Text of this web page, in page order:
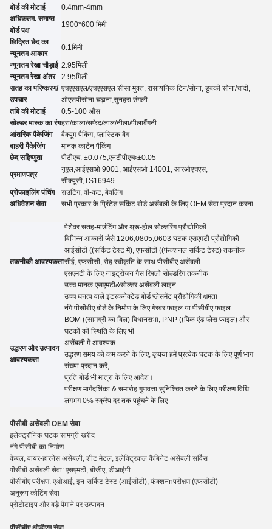
बोर्ड की मोटाई
0.4mm-4mm
अधिकतम. समाप्त
बोर्ड पक्ष
1900*600 मिमी
छिद्रित छेद का
न्यूनतम आकार
0. 1 मिमी
न्यूनतम रेखा चौड़ाई 2.95मिली
न्यूनतम रेखा अंतर
2.95मिली
सतह का परिष्करण/
उपचार
एचएएसएल/एचएएसएल सीसा मुक्त, रासायनिक टिन/सोना, डुबकी सोना/चांदी,
ओएसपीसोना चढ़ाना ,सुनहरा उंगली.
तांबे की मोटाई
0.5-100 औंस
सोल्डर मास्क का रंगहरा/काला/सफेद/लाल/नीला/पीलाबैंगनी
आंतरिक पैकेजिंग
वैक्यूम पैकिंग, प्लास्टिक बैग
बाहरी पैकेजिंग
मानक कार्टन पैकिंग
छेद सहिष्णुता
पीटीएच: ±0.075 ,एनटीपीएचः±0.05
प्रमाणपत्र
यूएल, आईएसओ 9001, आईएसओ 14001, आरओएचएस,
सीक्यूसी ,TS16949
प्रोफाइलिंग पंचिंग
राउटिंग, वी-कट, बेवलिंग
अधिवेशन सेवा
सभी प्रकार के प्रिंटेड सर्किट बोर्ड असेंबली के लिए OEM सेवा प्रदान करना
तकनीकी आवश्यकता
पेशेवर सतह-माउंटिंग और थ्रू-होल सोल्डरिंग प्रौद्योगिकी
विभिन्न आकारों जैसे 1206,0805,0603 घटक एसएमटी प्रौद्योगिकी
आईसीटी ((सर्किट टेस्ट में), एफसीटी ((फंक्शनल सर्किट टेस्ट) तकनीक
सीई, एफसीसी, रोह स्वीकृति के साथ पीसीबीए असेंबली
एसएमटी के लिए नाइट्रोजन गैस रिफ्लो सोल्डरिंग तकनीक
उच्च मानक एसएमटी&सोल्डर असेंबली लाइन
उच्च घनत्व वाले इंटरकनेक्टेड बोर्ड प्लेसमेंट प्रौद्योगिकी क्षमता
उद्धरण और उत्पादन
आवश्यकता
नंगे पीसीबीए बोर्ड के निर्माण के लिए गेरबर फाइल या पीसीबीए फाइल
BOM ((सामग्री का बिल) विधानसभा, PNP ((पिक एंड प्लेस फाइल) और
घटकों की स्थिति के लिए भी
असेंबली में आवश्यक
उद्धरण समय को कम करने के लिए, कृपया हमें प्रत्येक घटक के लिए पूर्ण भाग
संख्या प्रदान करें,
प्रति बोर्ड भी मात्रा के लिए आदेश।
परीक्षण मार्गदर्शिका & समारोह गुणवत्ता सुनिश्चित करने के लिए परीक्षण विधि
लगभग 0% स्क्रैप दर तक पहुंचने के लिए
पीसीबी असेंबली OEM सेवा
इलेक्ट्रॉनिक घटक सामग्री खरीद
नंगे पीसीबी का निर्माण
केबल, वायर-हारनेस असेंबली, शीट मेटल, इलेक्ट्रिकल कैबिनेट असेंबली सर्विस
पीसीबी असेंबली सेवा: एसएमटी, बीजीए, डीआईपी
पीसीबीए परीक्षण: एओआई, इन-सर्किट टेस्ट (आईसीटी), फंक्शनnपरीक्षण (एफसीटी)
अनुरूप कोटिंग सेवा
प्रोटोटाइप और बड़े पैमाने पर उत्पादन